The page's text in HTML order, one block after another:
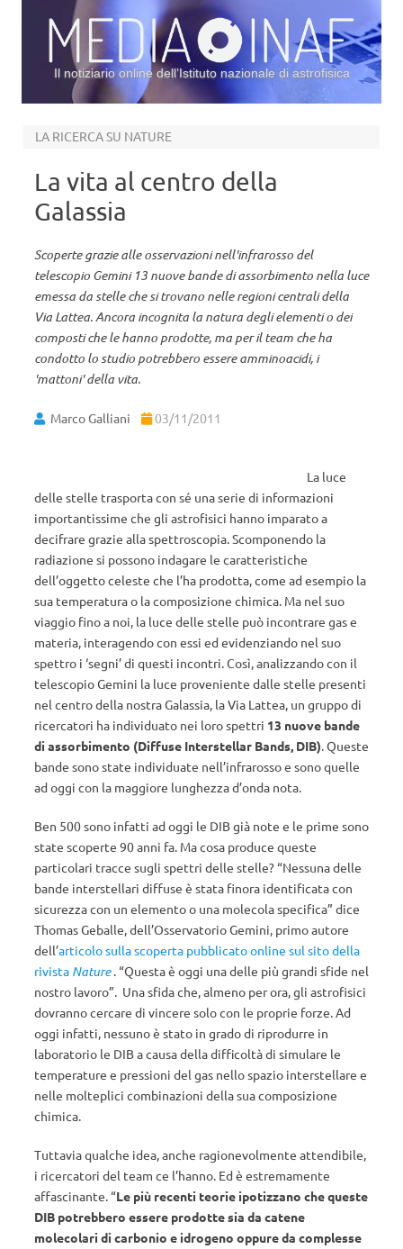
Il notiziario online dell’Istituto nazionale di astrofisica
LA RICERCA SU NATURE
La vita al centro della
Galassia
Scoperte grazie alle osservazioni nell'infrarosso del
telescopio Gemini 13 nuove bande di assorbimento nella luce
emessa da stelle che si trovano nelle regioni centrali della
Via Lattea. Ancora incognita la natura degli elementi o dei
composti che le hanno prodotte, ma per il team che ha
condotto lo studio potrebbero essere amminoacidi, i
'mattoni' della vita.
Marco Galliani 03/11/2011
La luce
delle stelle trasporta con sé una serie di informazioni
importantissime che gli astrofisici hanno imparato a
decifrare grazie alla spettroscopia. Scomponendo la
radiazione si possono indagare le caratteristiche
dell’oggetto celeste che l’ha prodotta, come ad esempio la
sua temperatura o la composizione chimica. Ma nel suo
viaggio fino a noi, la luce delle stelle può incontrare gas e
materia, interagendo con essi ed evidenziando nel suo
spettro i ‘segni’ di questi incontri. Così, analizzando con il
telescopio Gemini la luce proveniente dalle stelle presenti
nel centro della nostra Galassia, la Via Lattea, un gruppo di
ricercatori ha individuato nei loro spettri 13 nuove bande
di assorbimento (Diffuse Interstellar Bands, DIB). Queste
bande sono state individuate nell’infrarosso e sono quelle
ad oggi con la maggiore lunghezza d’onda nota.
Ben 500 sono infatti ad oggi le DIB già note e le prime sono
state scoperte 90 anni fa. Ma cosa produce queste
particolari tracce sugli spettri delle stelle? “Nessuna delle
bande interstellari diffuse è stata finora identificata con
sicurezza con un elemento o una molecola specifica” dice
Thomas Geballe, dell’Osservatorio Gemini, primo autore
dell’articolo sulla scoperta pubblicato online sul sito della
rivista Nature. “Questa è oggi una delle più grandi sfide nel
nostro lavoro”. Una sfida che, almeno per ora, gli astrofisici
dovranno cercare di vincere solo con le proprie forze. Ad
oggi infatti, nessuno è stato in grado di riprodurre in
laboratorio le DIB a causa della difficoltà di simulare le
temperature e pressioni del gas nello spazio interstellare e
nelle molteplici combinazioni della sua composizione
chimica.
Tuttavia qualche idea, anche ragionevolmente attendibile,
i ricercatori del team ce l’hanno. Ed è estremamente
affascinante. “Le più recenti teorie ipotizzano che queste
DIB potrebbero essere prodotte sia da catene
molecolari di carbonio e idrogeno oppure da complesse